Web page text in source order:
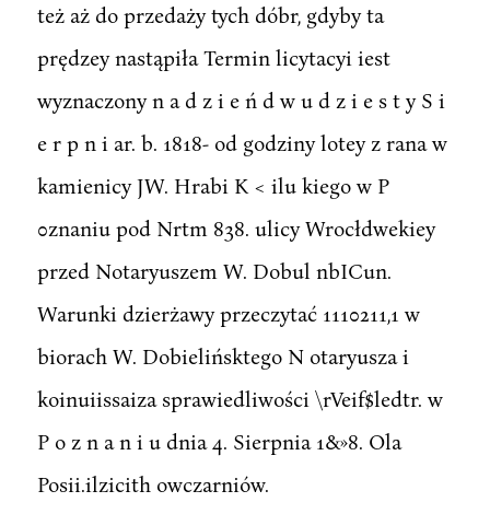
też aż do przedaży tych dóbr, gdyby ta
prędzey nastąpiła Termin licytacyi iest
wyznaczony n a d z i e ń d w u d z i e s t y S i
e r p n i ar. b. 1818- od godziny lotey z rana w
kamienicy JW. Hrabi K < ilu kiego w P
0znaniu pod Nrtm 838. ulicy Wrocłdwekiey
przed Notaryuszem W. Dobul nbICun.
Warunki dzierżawy przeczytać 1110211,1 w
biorach W. Dobielińsktego N otaryusza i
koinuiissaiza sprawiedliwości \rVeif$ledtr. w
P o z n a n i u dnia 4. Sierpnia 1&»8. Ola
Posii.ilzicith owczarniów.